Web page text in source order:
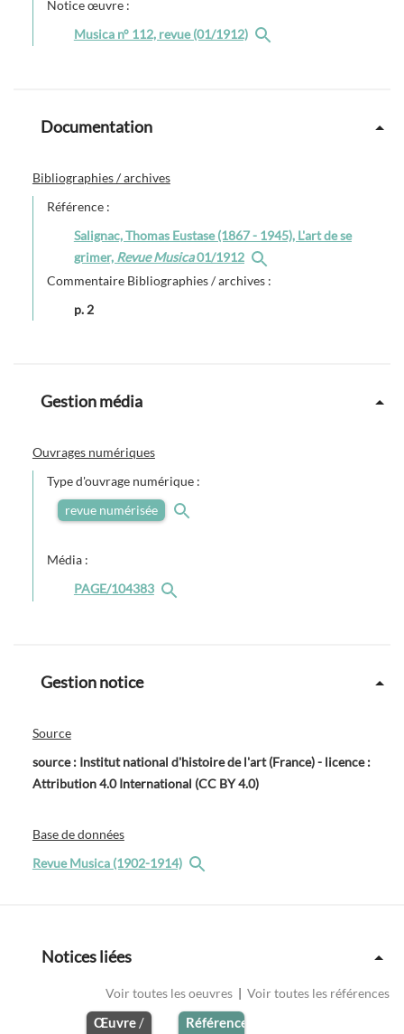
Notice œuvre :
Musica n° 112, revue (01/1912)
Documentation
Bibliographies / archives
Référence :
Salignac, Thomas Eustase (1867 - 1945), L'art de se
grimer, Revue Musica01/1912
Commentaire Bibliographies / archives :
p. 2
Gestion média
Ouvrages numériques
Type d'ouvrage numérique :
revue numérisée
Média :
PAGE/104383
Gestion notice
Source
source : Institut national d'histoire de l'art (France) - licence :
Attribution 4.0 International (CC BY 4.0)
Base de données
Revue Musica (1902-1914)
Notices liées
Voir toutes les oeuvres | Voir toutes les références
Œuvre /
Référence